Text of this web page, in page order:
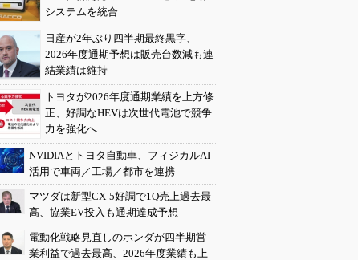
システムを統合
日産が2年ぶり四半期最終黒字、
2026年度通期予想は販売台数減も連
結業績は維持
トヨタが2026年度通期業績を上方修
正、好調なHEVは次世代電池で競争
力を強化へ
NVIDIAとトヨタ自動車、フィジカルAI
活用で車両／工場／都市を連携
マツダは新型CX-5好調で1Q売上過去最
高、協業EV投入も通期達成予想
電動化戦略見直しのホンダが四半期営
業利益で過去最高、2026年度業績も上